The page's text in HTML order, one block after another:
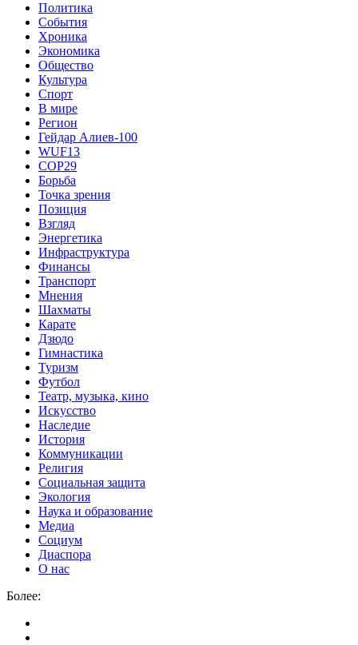
Политика
События
Хроника
Экономика
Общество
Культура
Спорт
В мире
Регион
Гейдар Алиев-100
WUF13
COP29
Борьба
Точка зрения
Позиция
Взгляд
Энергетика
Инфраструктура
Финансы
Транспорт
Мнения
Шахматы
Карате
Дзюдо
Гимнастика
Туризм
Футбол
Театр, музыка, кино
Искусство
Наследие
История
Коммуникации
Религия
Социальная защита
Экология
Наука и образование
Медиа
Социум
Диаспора
О нас
Более: